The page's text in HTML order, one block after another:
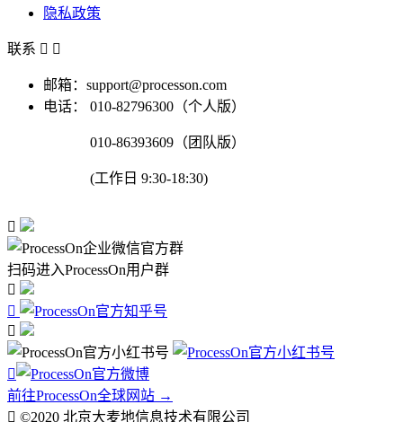
隐私政策
联系  
邮箱：support@processon.com
电话：
010-82796300（个人版）
010-86393609（团队版）
(工作日 9:30-18:30)

扫码进入ProcessOn用户群




前往ProcessOn全球网站 →
 ©2020 北京大麦地信息技术有限公司